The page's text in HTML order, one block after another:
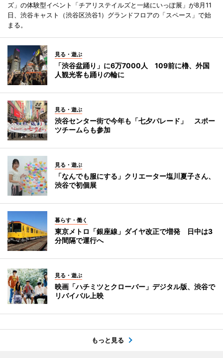
ズ」の体験型イベント「チアリステイルズと一緒にいっぽ展」が8月11
日、渋谷キャスト（渋谷区渋谷1）グランドフロアの「スペース」で始
まる。
見る・遊ぶ
「渋谷盆踊り」に6万7000人 109前に櫓、外国
人観光客も踊りの輪に
見る・遊ぶ
渋谷センター街で今年も「七夕パレード」 スポー
ツチームらも参加
見る・遊ぶ
「なんでも服にする」クリエーター塩川夏子さん、
渋谷で初個展
暮らす・働く
東京メトロ「銀座線」ダイヤ改正で増発 日中は3
分間隔で運行へ
見る・遊ぶ
映画「ハチミツとクローバー」デジタル版、渋谷で
リバイバル上映
もっと見る